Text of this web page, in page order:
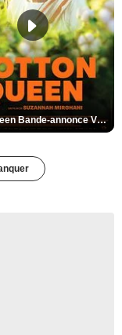
Cotton Queen Bande-annonce VO STFR